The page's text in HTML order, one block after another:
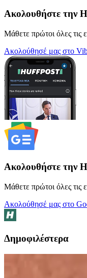
Ακολουθήστε την
Μάθετε πρώτοι όλες τις
Ακολούθησέ μας στο
Ακολουθήστε την
Μάθετε πρώτοι όλες τις
Ακολούθησέ μας στο
Δημοφιλέστερα